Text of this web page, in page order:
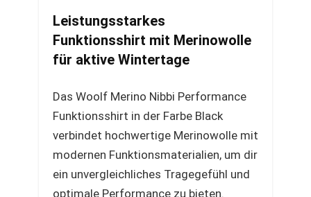
Leistungsstarkes
Funktionsshirt mit Merinowolle
für aktive Wintertage
Das Woolf Merino Nibbi Performance
Funktionsshirt in der Farbe Black
verbindet hochwertige Merinowolle mit
modernen Funktionsmaterialien, um dir
ein unvergleichliches Tragegefühl und
optimale Performance zu bieten.